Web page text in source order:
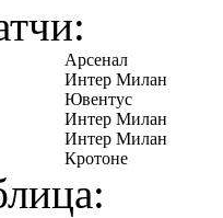
Арсенал
Интер Милан
Ювентус
Интер Милан
Интер Милан
Кротоне